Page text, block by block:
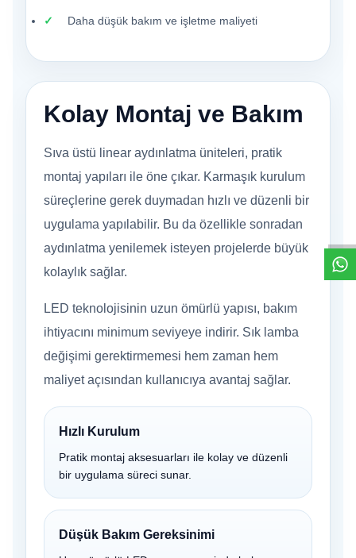
Daha düşük bakım ve işletme maliyeti
Kolay Montaj ve Bakım
Sıva üstü linear aydınlatma üniteleri, pratik
montaj yapıları ile öne çıkar. Karmaşık kurulum
süreçlerine gerek duymadan hızlı ve düzenli bir
uygulama yapılabilir. Bu da özellikle sonradan
aydınlatma yenilemek isteyen projelerde büyük
kolaylık sağlar.
LED teknolojisinin uzun ömürlü yapısı, bakım
ihtiyacını minimum seviyeye indirir. Sık lamba
değişimi gerektirmemesi hem zaman hem
maliyet açısından kullanıcıya avantaj sağlar.
Hızlı Kurulum
Pratik montaj aksesuarları ile kolay ve düzenli
bir uygulama süreci sunar.
Düşük Bakım Gereksinimi